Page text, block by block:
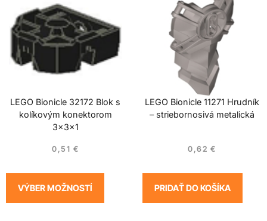
LEGO Bionicle 32172 Blok s
kolíkovým konektorom
3x3x1
0,51 €
VÝBER MOŽNOSTÍ
LEGO Bionicle 11271 Hrudník
– striebornosivá metalická
0,62 €
PRIDAŤ DO KOŠÍKA